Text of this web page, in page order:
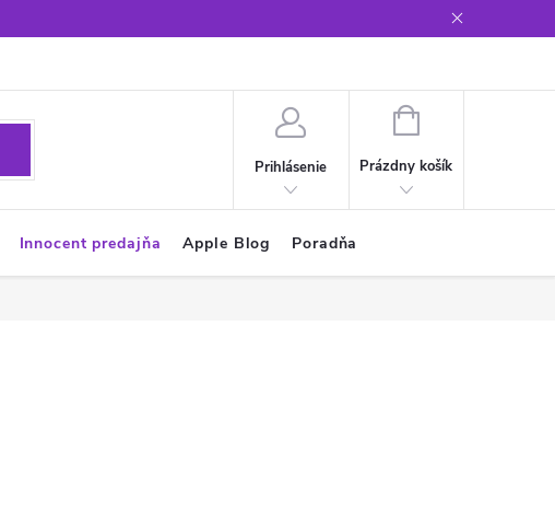
Prihlásenie
NÁKUPNÝ
Prázdny košík
Innocent predajňa Apple Blog Poradňa